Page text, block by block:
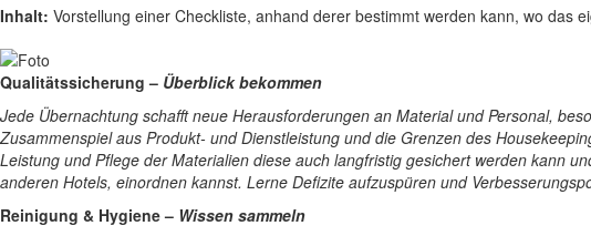
Inhalt: Vorstellung einer Checkliste, anhand derer bestimmt werden kann, wo das
Qualitätssicherung – Überblick bekommen
Jede Übernachtung schafft neue Herausforderungen an Material und Personal,
Zusammenspiel aus Produkt- und Dienstleistung und die Grenzen des
Leistung und Pflege der Materialien diese auch langfristig gesichert werden kann
anderen Hotels, einordnen kannst. Lerne Defizite aufzuspüren und
Reinigung & Hygiene – Wissen sammeln